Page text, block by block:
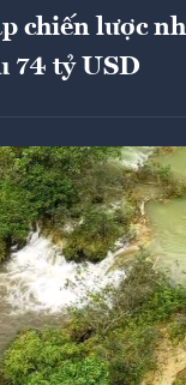
chiến lược
74 tỷ USD